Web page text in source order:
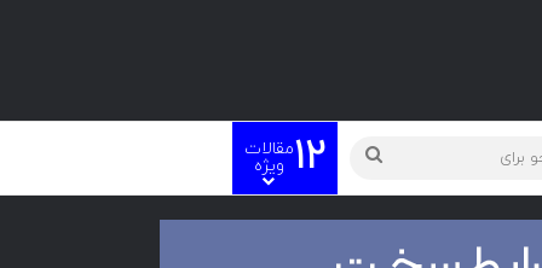
جستجو
برای
12مقالات
ویژه